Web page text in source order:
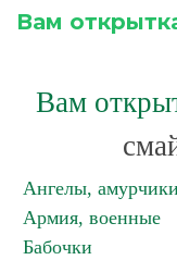
Вам
Вам
Ангелы, амурчики
Армия, военные
Бабочки